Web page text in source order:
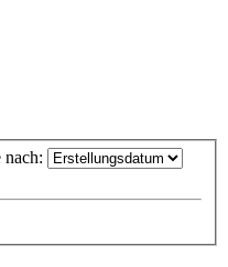
nach: